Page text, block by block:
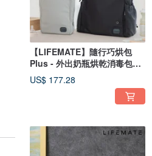
【LIFEMATE】隨行巧烘包
Plus - 外出奶瓶烘乾消毒包
KF272
US$ 177.28